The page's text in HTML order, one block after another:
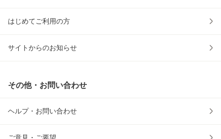
はじめてご利用の方
サイトからのお知らせ
その他・お問い合わせ
ヘルプ・お問い合わせ